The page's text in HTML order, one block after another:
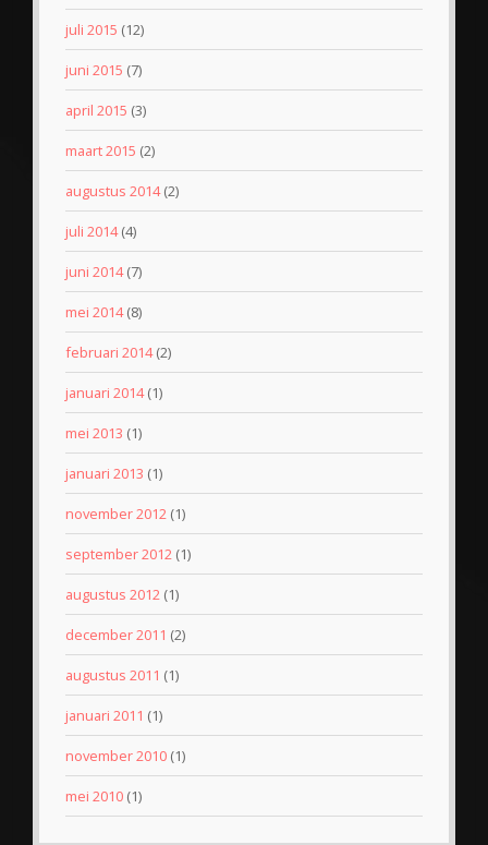
juli 2015 (12)
juni 2015 (7)
april 2015 (3)
maart 2015 (2)
augustus 2014(2)
juli 2014(4)
juni 2014(7)
mei 2014(8)
februari 2014(2)
januari 2014(1)
mei 2013 (1)
januari 2013 (1)
november 2012 (1)
september 2012 (1)
augustus 2012 (1)
december 2011 (2)
augustus 2011 (1)
januari 2011 (1)
november 2010 (1)
mei 2010 (1)